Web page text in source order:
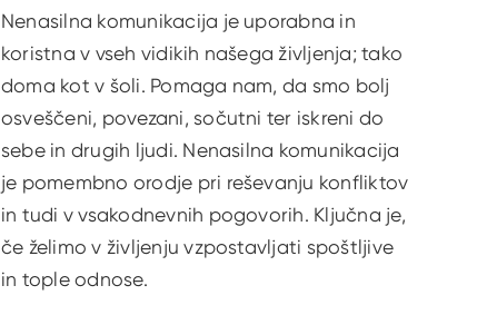
Nenasilna komunikacija je uporabna in
koristna v vseh vidikih našega življenja; tako
doma kot v šoli. Pomaga nam, da smo bolj
osveščeni, povezani, sočutni ter iskreni do
sebe in drugih ljudi. Nenasilna komunikacija
je pomembno orodje pri reševanju konfliktov
in tudi v vsakodnevnih pogovorih. Ključna je,
če želimo v življenju vzpostavljati spoštljive
in tople odnose.